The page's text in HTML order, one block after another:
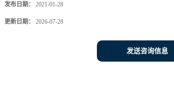
发布日期： 2021-01-28
更新日期： 2026-07-28
发送咨询信息